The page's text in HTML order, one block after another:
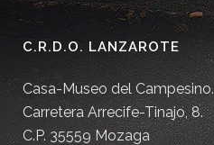
C.R.D.O. LANZAROTE
Casa-Museo del Campesino.
Carretera Arrecife-Tinajo, 8.
C.P. 35559 Mozaga